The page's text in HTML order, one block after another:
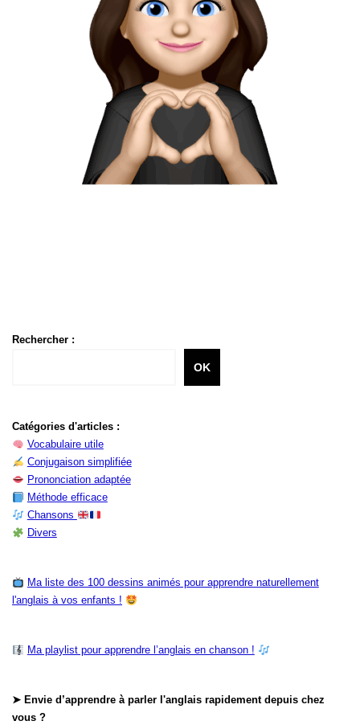
Rechercher :
OK
Catégories d'articles :
Vocabulaire utile
Conjugaison simplifiée
Prononciation adaptée
Méthode efficace
Chansons
Divers
Ma liste des 100 dessins animés pour apprendre naturellement
l'anglais à vos enfants !
Ma playlist pour apprendre l’anglais en chanson !
➤ Envie d’apprendre à parler l'anglais rapidement depuis chez
vous ?